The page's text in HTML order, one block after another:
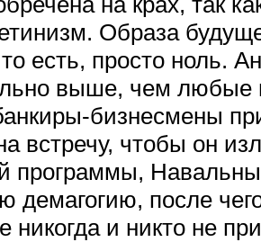
Образа
есть, просто ноль.
выше, чем любые
бизнесмены
встречу, чтобы он
программы,
демагогию, после
никогда и никто не